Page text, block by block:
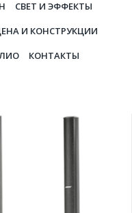
СВЕТ И ЭФФЕКТЫ
И КОНСТРУКЦИИ
КОНТАКТЫ